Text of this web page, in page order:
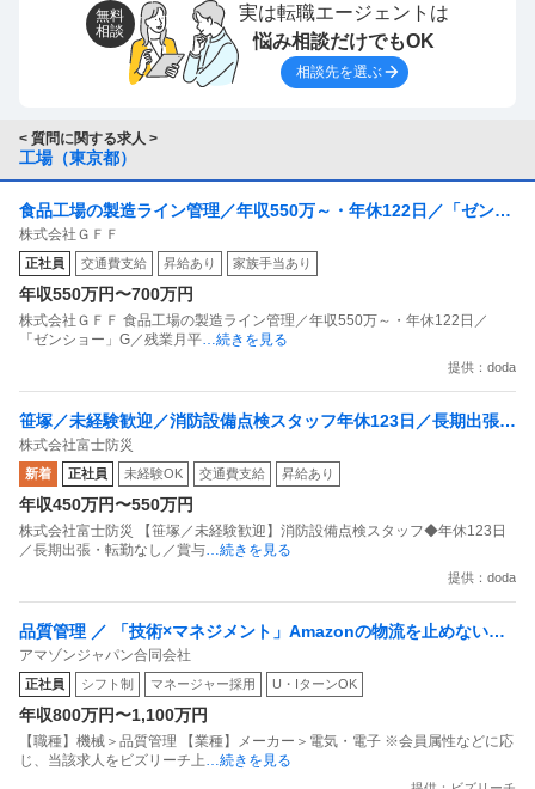
無料
相談
実は転職エージェントは
悩み相談だけでもOK
相談先を選ぶ
< 質問に関する求人 >
工場（東京都）
食品工場の製造ライン管理／年収550万～・年休122日／「ゼンシ
ョー」G／残業月平均25H
株式会社ＧＦＦ
正社員 交通費支給 昇給あり 家族手当あり
年収550万円〜700万円
株式会社ＧＦＦ 食品工場の製造ライン管理／年収550万～・年休122日／
「ゼンショー」G／残業月平…続きを見る
提供：doda
笹塚／未経験歓迎／消防設備点検スタッフ年休123日／長期出張・
転勤なし／賞与2回／大林組グループ
株式会社富士防災
新着 正社員 未経験OK 交通費支給 昇給あり
年収450万円〜550万円
株式会社富士防災 【笹塚／未経験歓迎】消防設備点検スタッフ◆年休123日
／長期出張・転勤なし／賞与…続きを見る
提供：doda
品質管理 ／ 「技術×マネジメント」Amazonの物流を止めない／
その技術と誇りを武器に顧客に貢献する／物流設備メンテナンス
エリアマネージャー（Site Maintenance Area Manager）
アマゾンジャパン合同会社
正社員 シフト制 マネージャー採用 U・IターンOK
年収800万円〜1,100万円
【職種】機械＞品質管理 【業種】メーカー＞電気・電子 ※会員属性などに応
じ、当該求人をビズリーチ上…続きを見る